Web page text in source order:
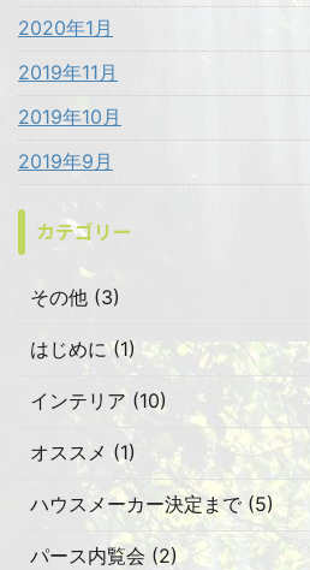
2020年1月
2019年11月
2019年10月
2019年9月
カテゴリー
その他 (3)
はじめに (1)
インテリア (10)
オススメ (1)
ハウスメーカー決定まで (5)
パース内覧会 (2)